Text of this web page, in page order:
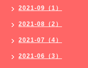
2021-09（1）
2021-08（2）
2021-07（4）
2021-06（3）